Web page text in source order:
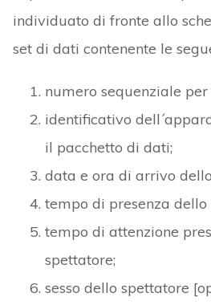
individuato di fronte allo
set di dati contenente le
numero sequenziale
identificativo
il pacchetto di dati;
data e ora di arrivo
tempo di presenza dello
tempo di attenzione
spettatore;
sesso dello spettatore